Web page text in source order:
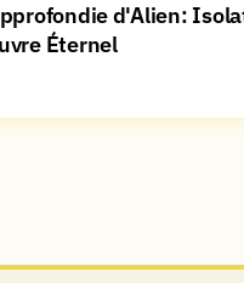
d'Alien:
Éternel